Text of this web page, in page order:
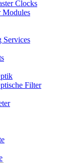
Clocks
Modules
Filter